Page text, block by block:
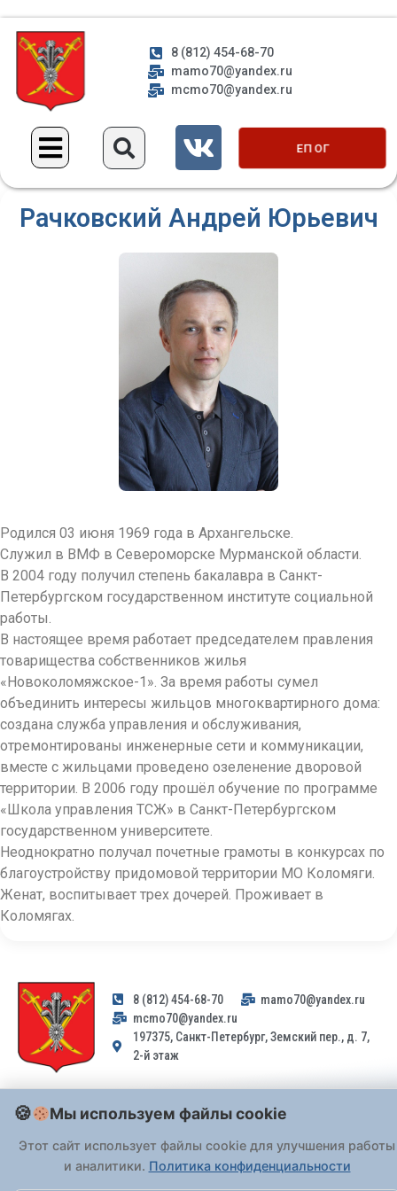
8 (812) 454-68-70
mamo70@yandex.ru
mcmo70@yandex.ru
ЕП ОГ
Рачковский Андрей Юрьевич
Родился 03 июня 1969 года в Архангельске.
Служил в ВМФ в Североморске Мурманской области.
В 2004 году получил степень бакалавра в Санкт-
Петербургском государственном институте социальной
работы.
В настоящее время работает председателем правления
товарищества собственников жилья
«Новоколомяжское-1». За время работы сумел
объединить интересы жильцов многоквартирного дома:
создана служба управления и обслуживания,
отремонтированы инженерные сети и коммуникации,
вместе с жильцами проведено озеленение дворовой
территории. В 2006 году прошёл обучение по программе
«Школа управления ТСЖ» в Санкт-Петербургском
государственном университете.
Неоднократно получал почетные грамоты в конкурсах по
благоустройству придомовой территории МО Коломяги.
Женат, воспитывает трех дочерей. Проживает в
Коломягах.
8 (812) 454-68-70
mamo70@yandex.ru
mcmo70@yandex.ru
197375, Санкт-Петербург, Земский пер., д. 7,
2-й этаж
адрес email, не могут быть рассмотрены на основании
принимаются только: по почте, через
портал «Госуслуги» (ЕПГУ)
или лично при предъявлении паспорта.
Мы используем файлы cookie
Этот сайт использует файлы cookie для улучшения работы
и аналитики. Политика конфиденциальности